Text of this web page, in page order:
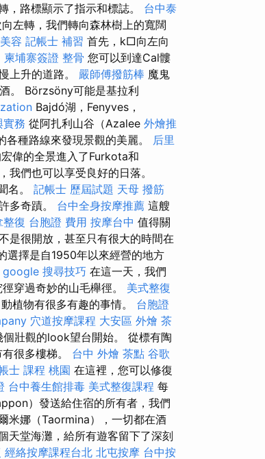
，路標顯示了指示和標誌。 台中泰
左轉，我們轉向森林樹上的寬闊
容 記帳士 補習 首先，k□向左向
柬埔寨簽證 整骨 您可以到達Cal髏
上升的道路。 嚴師傅撥筋棒 魔鬼
。 Börzsöny可能是基拉利
Bajdó湖，Fenyves，
實務 從阿扎利山谷（Azalee 外燴推
種路線來發現景觀的美麗。 后里
偉的全景進入了Furkota和
我們也可以享受良好的日落。
名。 記帳士 歷屆試題 天母 撥筋
多奇蹟。 台中全身按摩推薦 這艘
整復 台胞證 費用 按摩台中 值得關
是很開放，甚至只有很大的時間在
選擇是自1950年以來經營的地方
google 搜尋技巧 在這一天，我們
穿過奇妙的山毛櫸徑。 美式整復
植物有很多有趣的事情。 台胞證
穴道按摩課程 大安區 外燴 茶
壯觀的look望台開始。 從標有陶
很多樓梯。 台中 外燴 茶點 谷歌
士 課程 桃園 在這裡，您可以修復
台中養生館排毒 美式整復課程 每
）發送給住宿的所有者，我們
米娜（Taormina），一切都在酒
天堂海灘，給所有遊客留下了深刻
經絡按摩課程台北 北屯按摩 台中按